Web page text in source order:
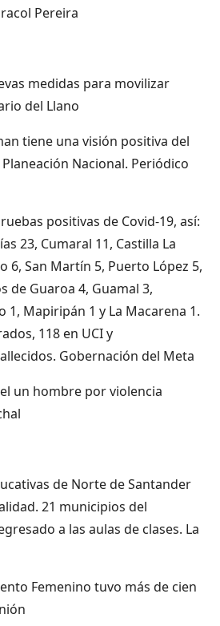
Pereira
medidas para movilizar
del Llano
tiene una visión positiva del
Nacional. Periódico
positivas de Covid-19, así:
23, Cumaral 11, Castilla La
6, San Martín 5, Puerto López 5,
de Guaroa 4, Guamal 3,
1, Mapiripán 1 y La Macarena 1.
118 en UCI y
Gobernación del Meta
un hombre por violencia
de Norte de Santander
21 municipios del
a las aulas de clases. La
Femenino tuvo más de cien